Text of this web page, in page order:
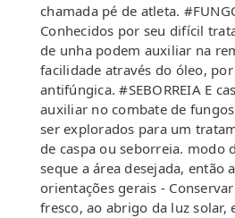
chamada pé de atleta.
Conhecidos por seu difícil
de unha podem auxiliar na
facilidade através do óleo,
antifúngica. #SEBORREIA E
auxiliar no combate de
ser explorados para um
de caspa ou seborreia. modo
seque a área desejada, então
orientações gerais -
fresco, ao abrigo da luz solar,